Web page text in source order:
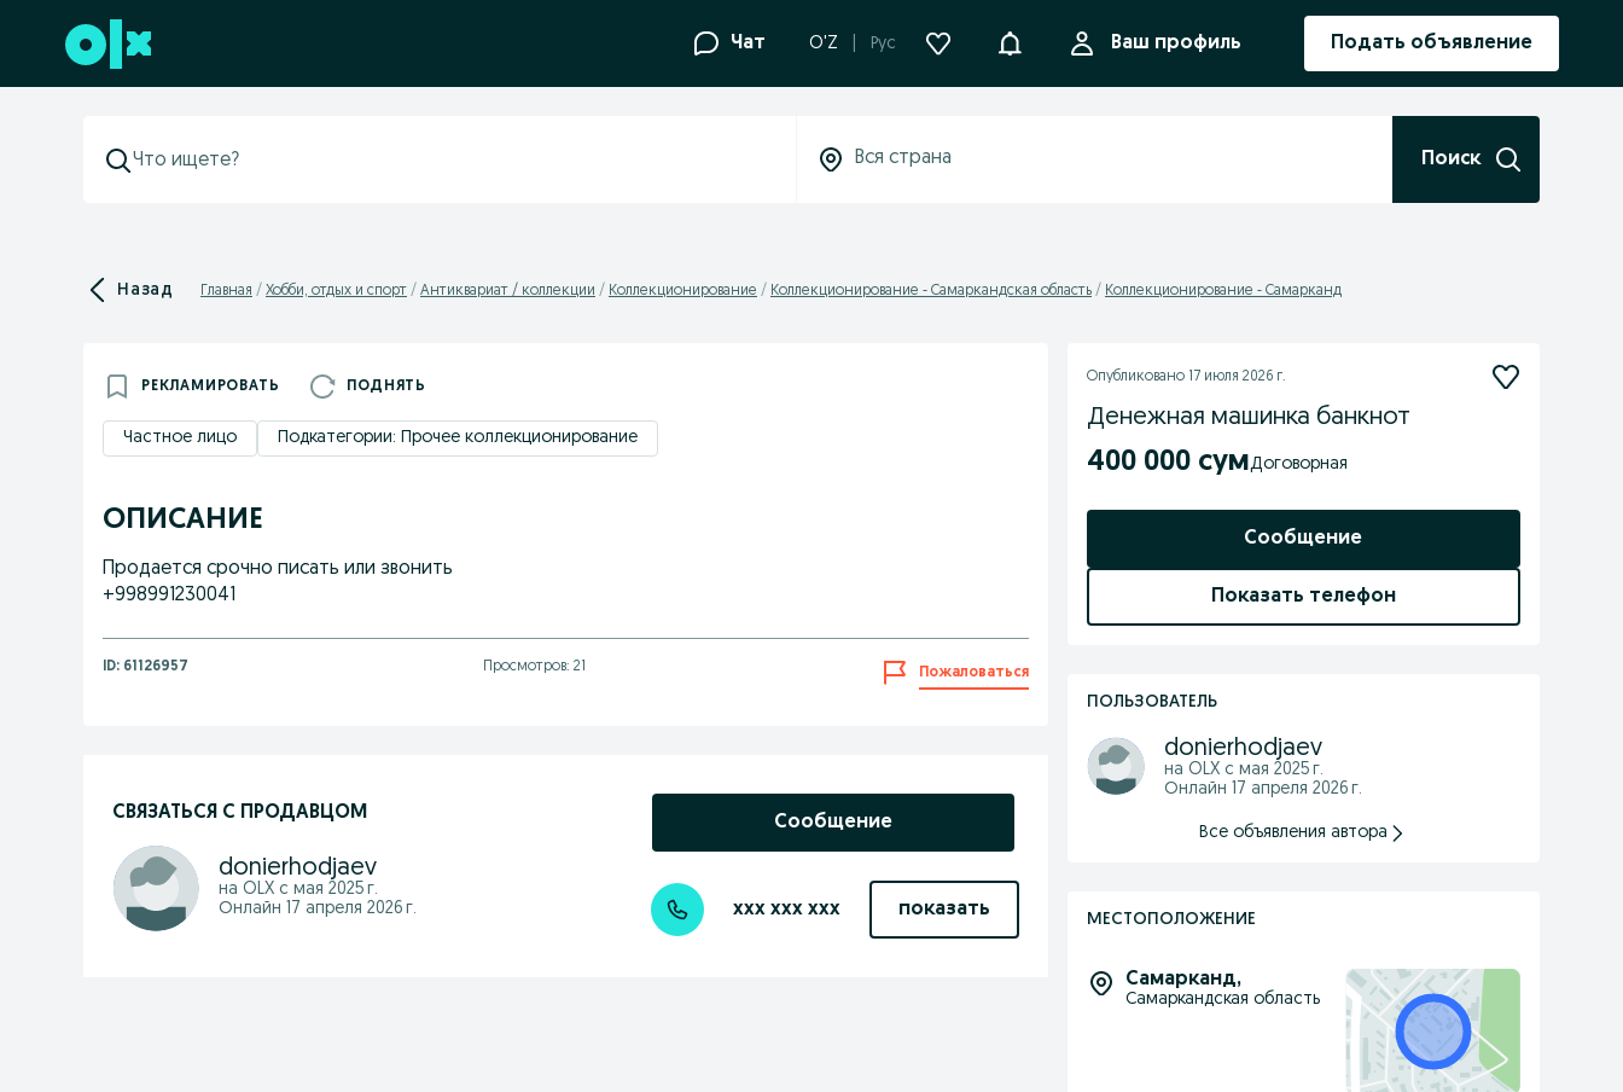
Перейти к нижнему колонтитулу Чат O'Z Рус УведомленияВаш профиль Подать объявление
Поиск
Назад Главная Хобби, отдых и спорт Антиквариат / коллекции Коллекционирование Коллекционирование - Самаркандская область Коллекционирование - Самарканд
РЕКЛАМИРОВАТЬ ПОДНЯТЬ
Частное лицо Подкатегории: Прочее коллекционирование
ОПИСАНИЕ
Продается срочно писать или звонить
+998991230041
ID: 61126957 Просмотров: 21 Пожаловаться
СВЯЗАТЬСЯ С ПРОДАВЦОМ
donierhodjaev
на OLX с мая 2025 г.
Онлайн 17 апреля 2026 г.
Сообщение
xxx xxx xxx показать
Опубликовано 17 июля 2026 г.
Денежная машинка банкнот
400 000 сум Договорная
Сообщение
Показать телефон
ПОЛЬЗОВАТЕЛЬ
donierhodjaev
на OLX с мая 2025 г.
Онлайн 17 апреля 2026 г.
Все объявления автора
МЕСТОПОЛОЖЕНИЕ
Самарканд,
Самаркандская область